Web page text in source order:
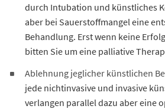
durch Intubation und künstliches
aber bei Sauerstoffmangel eine
Behandlung. Erst wenn keine
bitten Sie um eine palliative
Ablehnung jeglicher künstlichen
jede nichtinvasive und invasive
verlangen parallel dazu aber eine